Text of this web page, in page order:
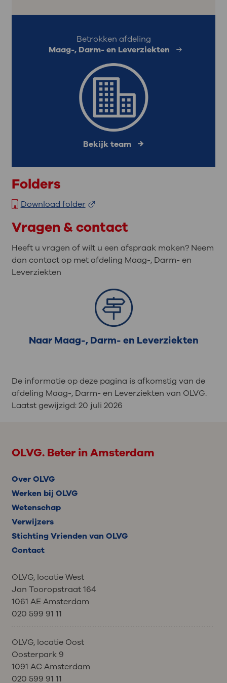
Betrokken afdeling
Maag-, Darm- en Leverziekten
Bekijk team
Folders
Download folder
Vragen & contact
Heeft u vragen of wilt u een afspraak maken? Neem
dan contact op met afdeling Maag-, Darm- en
Leverziekten
Naar Maag-, Darm- en Leverziekten
De informatie op deze pagina is afkomstig van de
afdeling Maag-, Darm- en Leverziekten van OLVG.
Laatst gewijzigd:20 juli 2026
OLVG. Beter in Amsterdam
Over OLVG
Werken bij OLVG
Wetenschap
Verwijzers
Stichting Vrienden van OLVG
Contact
OLVG, locatie West
Jan Tooropstraat 164
1061 AE Amsterdam
020 599 91 11
OLVG, locatie Oost
Oosterpark 9
1091 AC Amsterdam
020 599 91 11